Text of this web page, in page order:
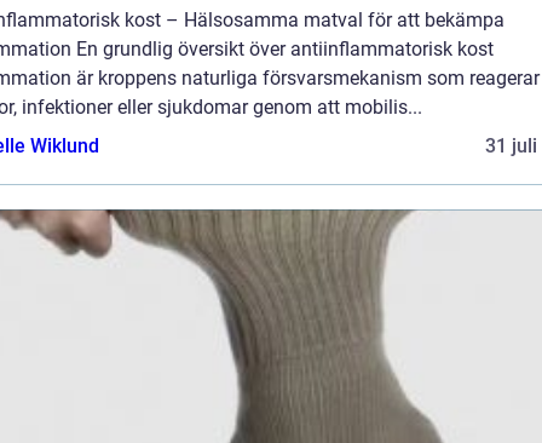
kost – Hälsosamma matval för att bekämpa
En grundlig översikt över antiinflammatorisk kost
är kroppens naturliga försvarsmekanism som
infektioner eller sjukdomar genom att mobilis...
Wiklund
31 juli